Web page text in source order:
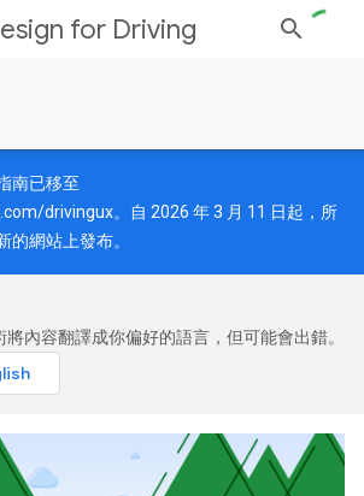
for Driving
南已移至
drivingux。自 2026 年 3 月 11 日起，所
的網站上發布。
將內容翻譯成你偏好的語言，但可能會出錯。